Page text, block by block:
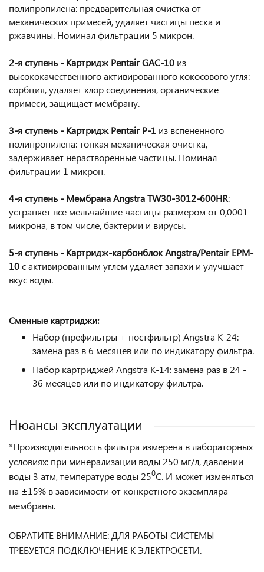
полипропилена: предварительная очистка от
механических примесей, удаляет частицы песка и
ржавчины. Номинал фильтрации 5 микрон.
2-я ступень - Картридж Pentair GAC-10 из
высококачественного активированного кокосового угля:
сорбция, удаляет хлор соединения, органические
примеси, защищает мембрану.
3-я ступень - Картридж Pentair P-1 из вспененного
полипропилена: тонкая механическая очистка,
задерживает нерастворенные частицы. Номинал
фильтрации 1 микрон.
4-я ступень - Мембрана Angstra TW30-3012-600HR:
устраняет все мельчайшие частицы размером от 0,0001
микрона, в том числе, бактерии и вирусы.
5-я ступень - Картридж-карбонблок Angstra/Pentair EPM-
10с активированным углем удаляет запахи и улучшает
вкус воды.
Сменные картриджи:
Набор (префильтры + постфильтр) Angstra K-24:
замена раз в 6 месяцев или по индикатору фильтра.
Набор картриджей Angstra K-14: замена раз в 24 -
36 месяцев или по индикатору фильтра.
Нюансы эксплуатации
*Производительность фильтра измерена в лабораторных
условиях: при минерализации воды 250 мг/л, давлении
воды 3 атм, температуре воды 250С. И может изменяться
на ±15% в зависимости от конкретного экземпляра
мембраны.
ОБРАТИТЕ ВНИМАНИЕ: ДЛЯ РАБОТЫ СИСТЕМЫ
ТРЕБУЕТСЯ ПОДКЛЮЧЕНИЕ К ЭЛЕКТРОСЕТИ.